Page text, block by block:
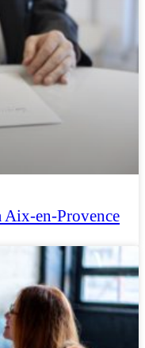
Aix-en-Provence